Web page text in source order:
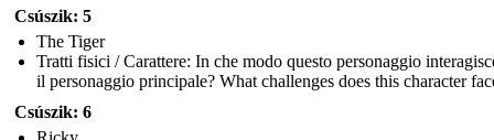
Csúszik: 5
The Tiger
Tratti fisici / Carattere: In che modo questo personaggio
il personaggio principale? What challenges does this character
Csúszik: 6